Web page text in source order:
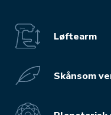
Løftearm
Skånsom